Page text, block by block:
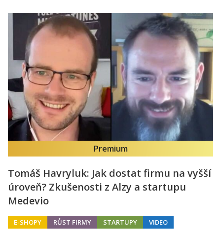
Premium
Tomáš Havryluk: Jak dostat firmu na vyšší
úroveň? Zkušenosti z Alzy a startupu
Medevio
E-SHOPY RŮST FIRMY STARTUPY VIDEO